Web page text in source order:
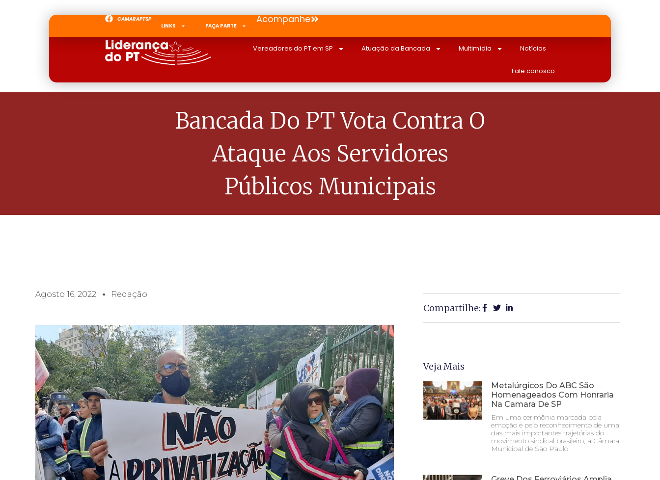
CAMARAPTSP
LINKS
FAÇA PARTE
Acompanhe
Vereadores do PT em SP Atuação da Bancada Multimídia Notícias
Fale conosco
Bancada Do PT Vota Contra O
Ataque Aos Servidores
Públicos Municipais
Agosto 16, 2022 Redação
Compartilhe:
Veja Mais
Metalúrgicos Do ABC São
Homenageados Com Honraria
Na Camara De SP
Em uma cerimônia marcada pela
emoção e pelo reconhecimento de uma
das mais importantes trajetórias do
movimento sindical brasileiro, a Câmara
Municipal de São Paulo